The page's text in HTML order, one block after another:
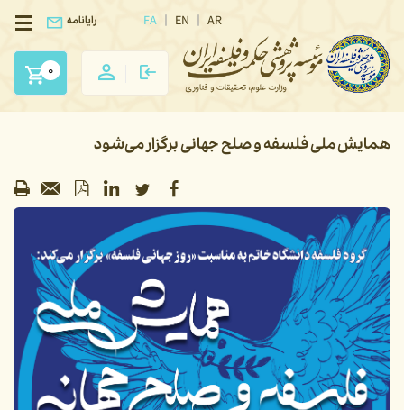
FA EN AR رایانامه
0
همایش ملی فلسفه و صلح جهانی برگزار می‌شود